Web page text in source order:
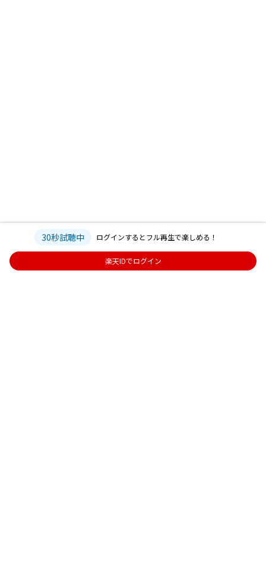
30秒試聴中 ログインするとフル再生で楽しめる！
楽天IDでログイン